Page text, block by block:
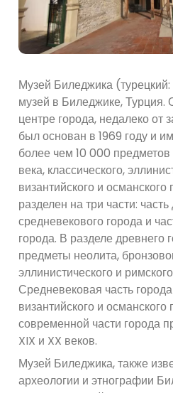
Музей Биледжика
музей в Биледжике, Турция.
центре города, недалеко от
был основан в 1969 году и
более чем 10 000 предметов
века, классического,
византийского и
разделен на три части:
средневекового города и
города. В разделе древнего
предметы неолита,
эллинистического и
Средневековая часть
византийского и
современной части города
XIX и XX веков.
Музей Биледжика, также
археологии и этнографии